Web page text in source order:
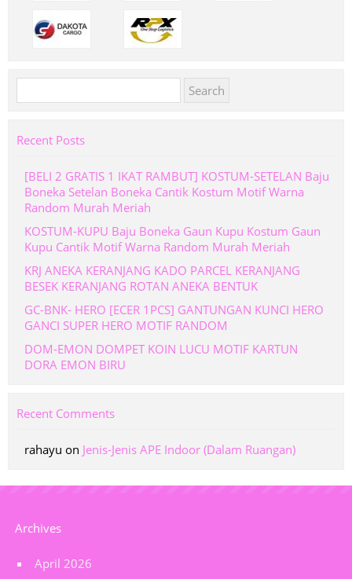
for:
Recent Posts
[BELI 2 GRATIS 1 IKAT RAMBUT] KOSTUM-SETELAN Baju
Boneka Setelan Boneka Cantik Kostum Motif Warna
Random Murah Meriah
KOSTUM-KUPU Baju Boneka Gaun Kupu Kostum Gaun
Kupu Cantik Motif Warna Random Murah Meriah
KRJ ANEKA KERANJANG KADO PARCEL KERANJANG
BESEK KERANJANG ROTAN ANEKA BENTUK
GC-BNK- HERO [ECER 1PCS] GANTUNGAN KUNCI HERO
GANCI SUPER HERO MOTIF RANDOM
DOM-EMON DOMPET KOIN LUCU MOTIF KARTUN
DORA EMON BIRU
Recent Comments
rahayu on Jenis-Jenis APE Indoor (Dalam Ruangan)
Archives
April 2026